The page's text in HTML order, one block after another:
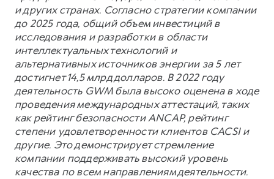
и других странах. Согласно стратегии компании
до 2025 года, общий объем инвестиций в
исследования и разработки в области
интеллектуальных технологий и
альтернативных источников энергии за 5 лет
достигнет 14,5 млрд долларов. В 2022 году
деятельность GWM была высоко оценена в ходе
проведения международных аттестаций, таких
как рейтинг безопасности ANCAP, рейтинг
степени удовлетворенности клиентов CACSI и
другие. Это демонстрирует стремление
компании поддерживать высокий уровень
качества по всем направлениям деятельности.